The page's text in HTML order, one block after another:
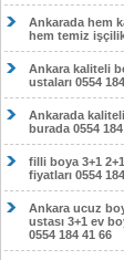
Ankarada hem
hem temiz
Ankara kaliteli
ustaları 0554
Ankarada
burada 0554
filli boya 3+1
fiyatları 0554
Ankara ucuz
ustası 3+1 ev
0554 184 41 66